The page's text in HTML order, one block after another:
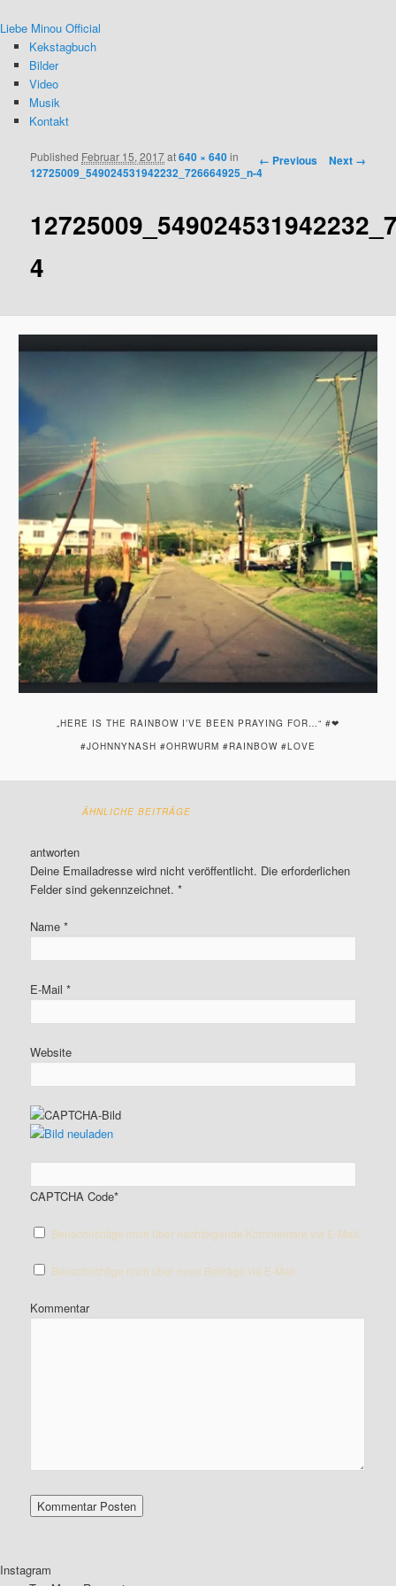
Liebe Minou Official
Kekstagbuch
Bilder
Video
Musik
Kontakt
Image navigation
← Previous Next →
4
Published Februar 15, 2017at640 × 640in
12725009_549024531942232_726664925_n-4
„HERE IS THE RAINBOW I’VE BEEN PRAYING FOR…“ #❤
#JOHNNYNASH #OHRWURM #RAINBOW #LOVE
ÄHNLICHE BEITRÄGE
antworten
Deine Emailadresse wird nicht veröffentlicht. Die erforderlichen
Felder sind gekennzeichnet. *
Name*
E-Mail*
Website
CAPTCHA Code*
Benachrichtige mich über nachfolgende Kommentare via E-Mail.
Benachrichtige mich über neue Beiträge via E-Mail.
Kommentar
Instagram